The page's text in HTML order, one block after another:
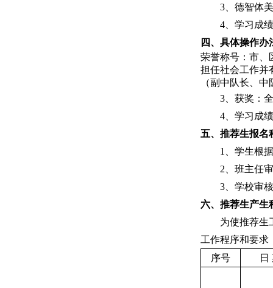
3、德智体
4、学习成绩
四、具体操作办
荣誉称号：市、
担任社会工作并
（副中队长、中
3、获奖：
4、学习成
五、推荐生报名
1、学生根
2、班主任
3、学校审
六、推荐生产生
为使推荐生
工作程序和要求
序号
日